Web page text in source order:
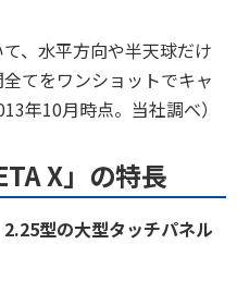
、水平方向や半天球だけ
てをワンショットでキャ
年10月時点。当社調べ）
X」の特長
型の大型タッチパネル